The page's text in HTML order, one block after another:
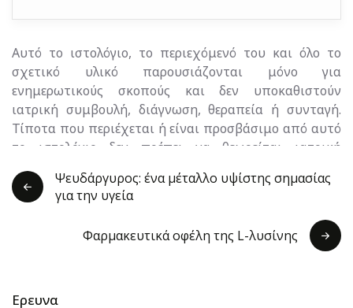
Αυτό το ιστολόγιο, το περιεχόμενό του και όλο το
σχετικό υλικό παρουσιάζονται μόνο για
ενημερωτικούς σκοπούς και δεν υποκαθιστούν
ιατρική συμβουλή, διάγνωση, θεραπεία ή συνταγή.
Τίποτα που περιέχεται ή είναι προσβάσιμο από αυτό
το ιστολόγιο δεν πρέπει να θεωρείται ιατρική
υπόσχεση οφελών, αξίωση θεραπείας, νομική εγγύηση
ή εγγύηση για τα αποτελέσματα που πρέπει να
επιτευχθούν . Ποτέ μην αγνοείτε τις ιατρικές
συμβουλές και μην καθυστερείτε να τις αναζητήσετε
η ομάδα της δεν είναι ιατρικά πρόσωπα και δεν
Ψευδάργυρος: ένα μέταλλο υψίστης σημασίας
για την υγεία
Φαρμακευτικά οφέλη της L-λυσίνης
Ερευνα